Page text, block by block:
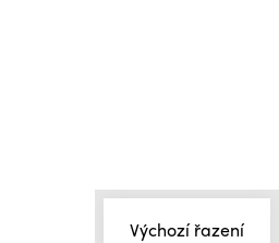
Výchozí řazení